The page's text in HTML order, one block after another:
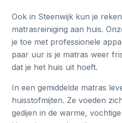
Ook in Steenwijk kun je
matrasreiniging aan huis.
je toe met professionele
paar uur is je matras weer
dat je het huis uit hoeft.
In een gemiddelde matras
huisstofmijten. Ze voeden
gedijen in de warme,